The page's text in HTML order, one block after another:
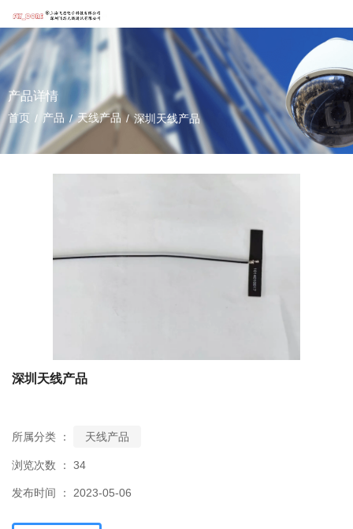
产品详情
首页 / 产品 /天线产品 /深圳天线产品
深圳天线产品
所属分类 ： 天线产品
浏览次数 ： 34
发布时间 ： 2023-05-06